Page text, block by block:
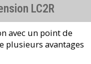
LC2R
avec un point de
plusieurs avantages